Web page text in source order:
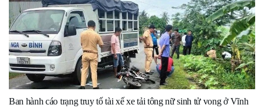
Ban hành cáo trạng truy tố tài xế xe tải tông nữ sinh tử vong ở Vĩnh